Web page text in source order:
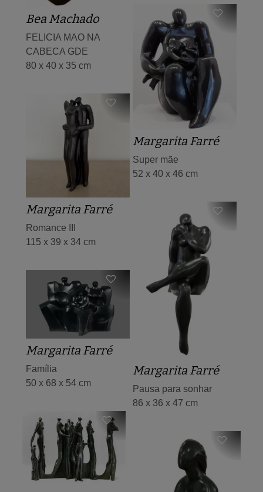
Bea Machado
FELICIA MAO NA
CABECA GDE
80 x 40 x 35 cm
Margarita Farré
Super mãe
52 x 40 x 46 cm
Margarita Farré
Romance III
115 x 39 x 34 cm
Margarita Farré
Pausa para sonhar
86 x 36 x 47 cm
Margarita Farré
Família
50 x 68 x 54 cm